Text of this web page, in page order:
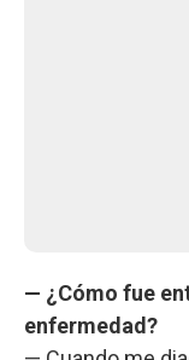
— ¿Cómo fue
enfermedad?